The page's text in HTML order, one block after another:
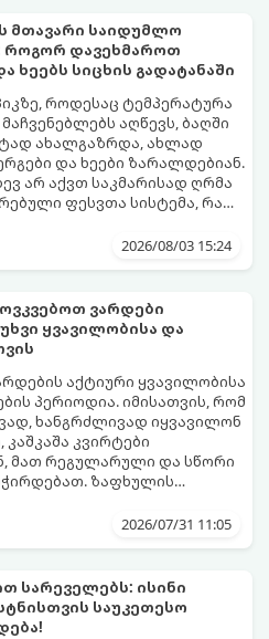
მოუაროთ მათ სწორად.
მთავარი საიდუმლო
როგორ დავეხმაროთ
ხეებს სიცხის გადატანაში
როდესაც ტემპერატურა
აღწევს, ბაღში
ახალგაზრდა, ახლად
და ხეები ზარალდებიან.
არ აქვთ საკმარისად ღრმა
ფესვთა სისტემა, რათა
მოიპოვონ.
მათ შესაძლოა
გამოცდილ
და ოქროს წესებს, თუ
ახალგაზრდა ხეები
2026/08/03 15:24
ვარდები
ყვავილობისა და
აქტიური ყვავილობისა
პერიოდია. იმისათვის, რომ
ხანგრძლივად იყვავილონ
კვირტები
მათ რეგულარული და სწორი
ზაფხულის
მნიშვნელოვანია
ვარდები ზაფხულში
2026/07/31 11:05
სარეველებს: ისინი
საუკეთესო